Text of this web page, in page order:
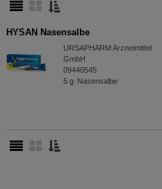
HYSAN Nasensalbe
URSAPHARM Arzneimittel
GmbH
09440545
5g Nasensalbe